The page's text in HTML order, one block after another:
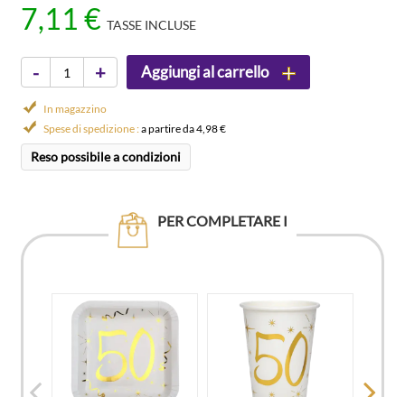
7,11 € TASSE INCLUSE
- + Aggiungi al carrello
In magazzino
Spese di spedizione :a partire da 4,98 €
Reso possibile a condizioni
PER COMPLETARE I